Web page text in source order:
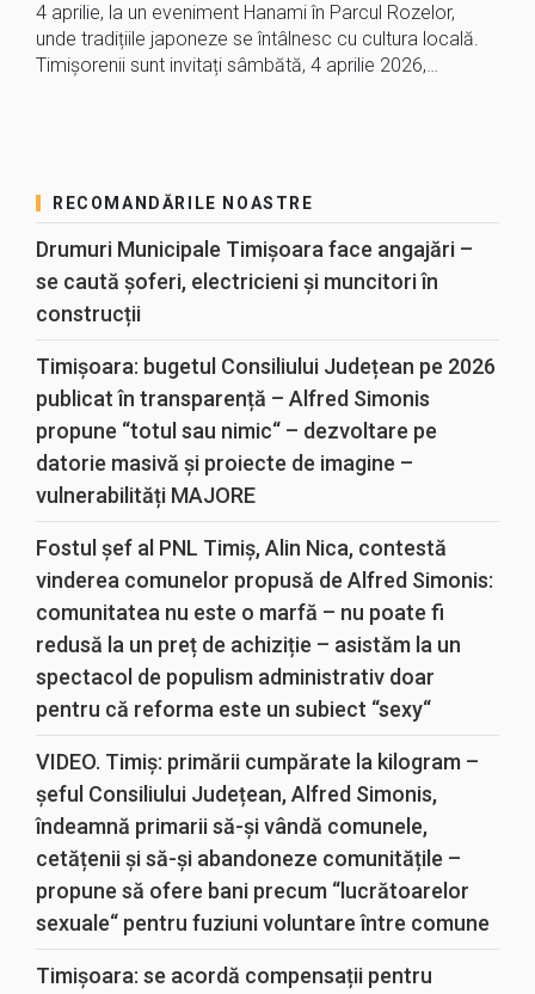
4 aprilie, la un eveniment Hanami în Parcul Rozelor,
unde tradițiile japoneze se întâlnesc cu cultura locală.
Timișorenii sunt invitați sâmbătă, 4 aprilie 2026,…
RECOMANDĂRILE NOASTRE
Drumuri Municipale Timișoara face angajări –
se caută șoferi, electricieni și muncitori în
construcții
Timișoara: bugetul Consiliului Județean pe 2026
publicat în transparență – Alfred Simonis
propune “totul sau nimic“ – dezvoltare pe
datorie masivă și proiecte de imagine –
vulnerabilități MAJORE
Fostul șef al PNL Timiș, Alin Nica, contestă
vinderea comunelor propusă de Alfred Simonis:
comunitatea nu este o marfă – nu poate fi
redusă la un preț de achiziție – asistăm la un
spectacol de populism administrativ doar
pentru că reforma este un subiect “sexy“
VIDEO. Timiș: primării cumpărate la kilogram –
șeful Consiliului Județean, Alfred Simonis,
îndeamnă primarii să-și vândă comunele,
cetățenii și să-și abandoneze comunitățile –
propune să ofere bani precum “lucrătoarelor
sexuale“ pentru fuziuni voluntare între comune
Timișoara: se acordă compensații pentru